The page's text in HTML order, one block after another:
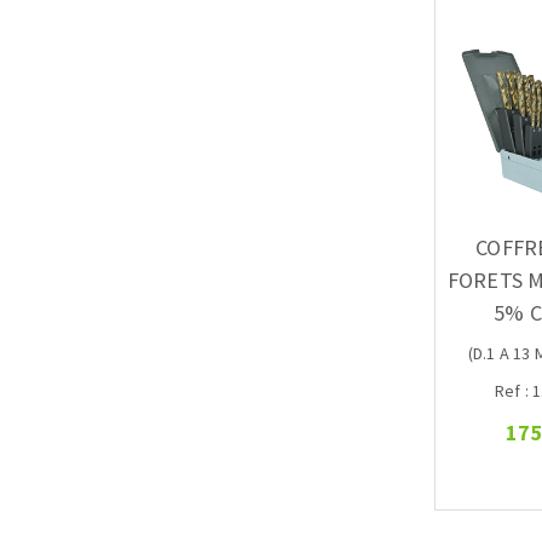
FORETS
5%
(D.1 A 13
Ref :